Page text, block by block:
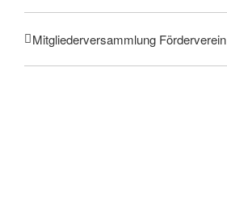
Mitgliederversammlung Förderverein